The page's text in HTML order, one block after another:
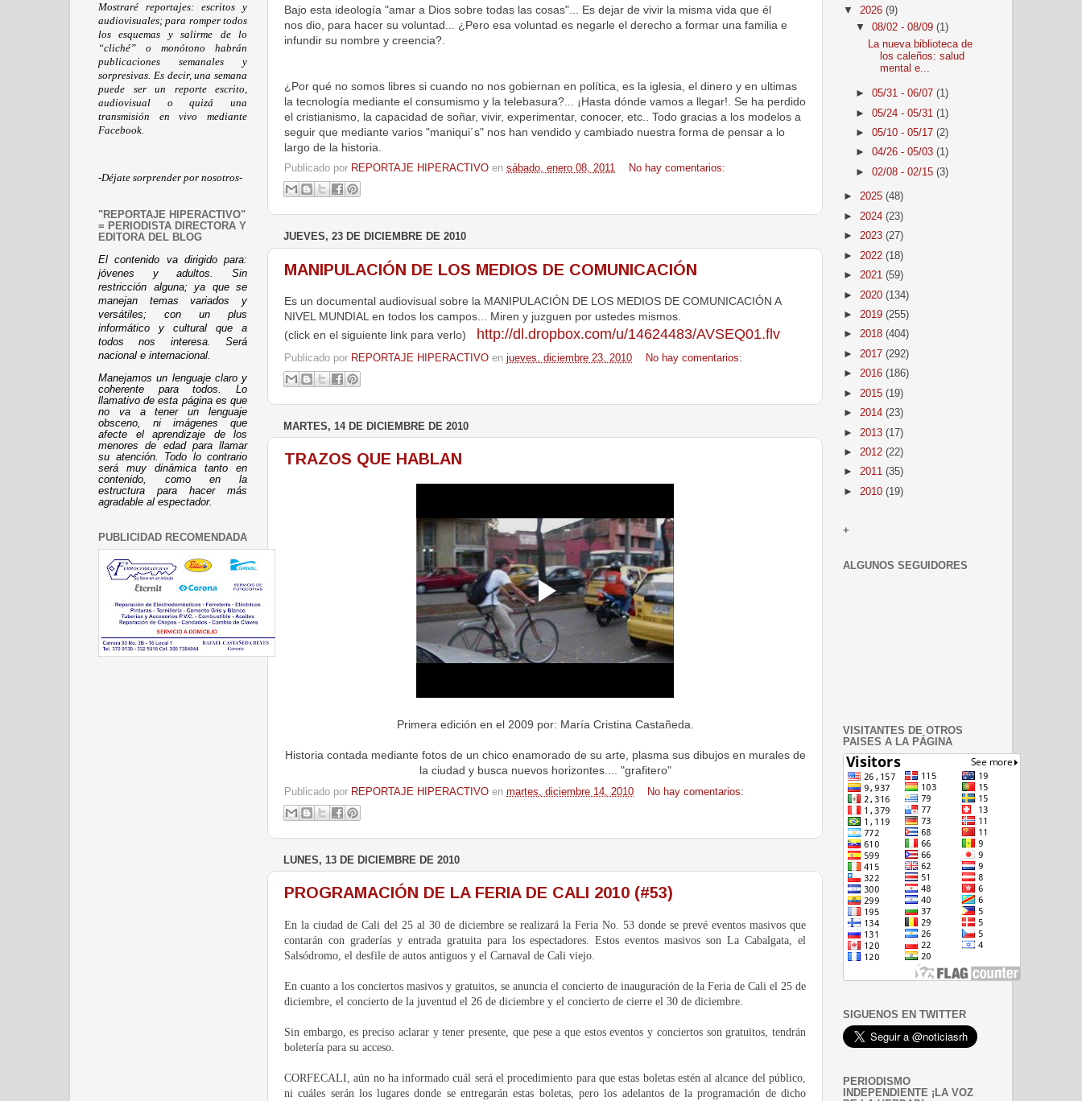
Bajo esta ideología "amar a Dios sobre todas las cosas"... Es dejar de vivir la misma vida que él
nos dio, para hacer su voluntad... ¿Pero esa voluntad es negarle el derecho a formar una familia e
infundir su nombre y creencia?.
¿Por qué no somos libres si cuando no nos gobiernan en política, es la iglesia, el dinero y en ultimas
la tecnología mediante el consumismo y la telebasura?... ¡Hasta dónde vamos a llegar!. Se ha perdido
el cristianismo, la capacidad de soñar, vivir, experimentar, conocer, etc.. Todo gracias a los modelos a
seguir que mediante varios "maniqui´s" nos han vendido y cambiado nuestra forma de pensar a lo
largo de la historia.
Publicado por REPORTAJE HIPERACTIVO en sábado, enero 08, 2011 No hay comentarios:
JUEVES, 23 DE DICIEMBRE DE 2010
MANIPULACIÓN DE LOS MEDIOS DE COMUNICACIÓN
Es un documental audiovisual sobre la MANIPULACIÓN DE LOS MEDIOS DE COMUNICACIÓN A
NIVEL MUNDIAL en todos los campos... Miren y juzguen por ustedes mismos.
(click en el siguiente link para verlo)
http://dl.dropbox.com/u/14624483/AVSEQ01.flv
Publicado por REPORTAJE HIPERACTIVO en jueves, diciembre 23, 2010 No hay comentarios:
MARTES, 14 DE DICIEMBRE DE 2010
TRAZOS QUE HABLAN
Primera edición en el 2009 por: María Cristina Castañeda.
Historia contada mediante fotos de un chico enamorado de su arte, plasma sus dibujos en murales de
la ciudad y busca nuevos horizontes.... "grafitero"
Publicado por REPORTAJE HIPERACTIVO en martes, diciembre 14, 2010 No hay comentarios:
LUNES, 13 DE DICIEMBRE DE 2010
PROGRAMACIÓN DE LA FERIA DE CALI 2010 (#53)
En la ciudad de Cali del 25 al 30 de diciembre se realizará la Feria No. 53 donde se prevé eventos masivos que
contarán con graderías y entrada gratuita para los espectadores. Estos eventos masivos son La Cabalgata, el
Salsódromo, el desfile de autos antiguos y el Carnaval de Cali viejo.
En cuanto a los conciertos masivos y gratuitos, se anuncia el concierto de inauguración de la Feria de Cali el 25 de
diciembre, el concierto de la juventud el 26 de diciembre y el concierto de cierre el 30 de diciembre.
Sin embargo, es preciso aclarar y tener presente, que pese a que estos eventos y conciertos son gratuitos, tendrán
boletería para su acceso.
CORFECALI, aún no ha informado cuál será el procedimiento para que estas boletas estén al alcance del público,
ni cuáles serán los lugares donde se entregarán estas boletas, pero los adelantos de la programación de dicho
Mostraré reportajes: escritos y
audiovisuales; para romper todos
los esquemas y salirme de lo
“cliché” o monótono habrán
publicaciones semanales y
sorpresivas. Es decir, una semana
puede ser un reporte escrito,
audiovisual o quizá una
transmisión en vivo mediante
Facebook.
-Déjate sorprender por nosotros-
"REPORTAJE HIPERACTIVO"
= PERIODISTA DIRECTORA Y
EDITORA DEL BLOG
El contenido va dirigido para:
jóvenes y adultos. Sin
restricción alguna; ya que se
manejan temas variados y
versátiles; con un plus
informático y cultural que a
todos nos interesa. Será
nacional e internacional.
Manejamos un lenguaje claro y
coherente para todos. Lo
llamativo de esta página es que
no va a tener un lenguaje
obsceno, ni imágenes que
afecte el aprendizaje de los
menores de edad para llamar
su atención. Todo lo contrario
será muy dinámica tanto en
contenido, como en la
estructura para hacer más
agradable al espectador.
PUBLICIDAD RECOMENDADA
▼ 2026 (9)
▼08/02 - 08/09(1)
La nueva biblioteca de
los caleños: salud
mental e...
►05/31 - 06/07(1)
►05/24 - 05/31(1)
►05/10 - 05/17(2)
►04/26 - 05/03(1)
►02/08 - 02/15(3)
► 2025 (48)
► 2024 (23)
► 2023 (27)
► 2022 (18)
► 2021 (59)
► 2020 (134)
► 2019 (255)
► 2018 (404)
► 2017 (292)
► 2016 (186)
► 2015 (19)
► 2014 (23)
► 2013 (17)
► 2012 (22)
► 2011 (35)
► 2010 (19)
+
ALGUNOS SEGUIDORES
VISITANTES DE OTROS
PAISES A LA PÁGINA
SIGUENOS EN TWITTER
PERIODISMO
INDEPENDIENTE ¡LA VOZ